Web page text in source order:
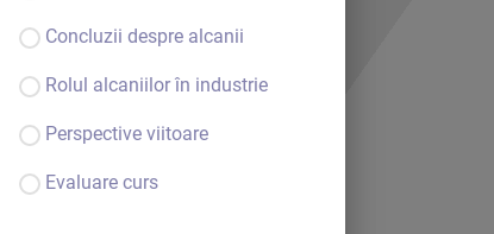
Concluzii despre alcanii
Rolul alcaniilor în industrie
Perspective viitoare
Evaluare curs